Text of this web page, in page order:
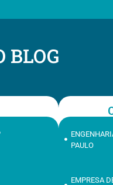
BLOG
PAULO
EMPRESA